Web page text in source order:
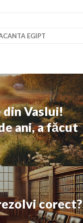
EGIPT
din Vaslui!
ani, a făcut
corect?